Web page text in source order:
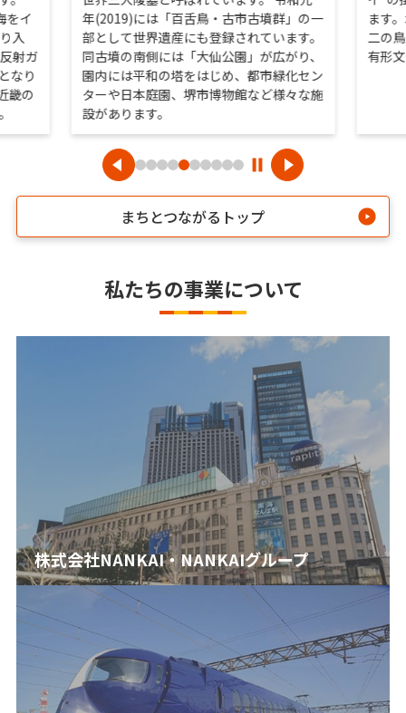
をイ
入
射ガ
なり
畿の
年(2019)には「百舌鳥・古市古墳群」の一
部として世界遺産にも登録されています。
同古墳の南側には「大仙公園」が広がり、
園内には平和の塔をはじめ、都市緑化セン
ターや日本庭園、堺市博物館など様々な施
設があります。
ます
二の
有形
まちとつながるトップ
私たちの事業について
株式会社NANKAI・NANKAIグループ